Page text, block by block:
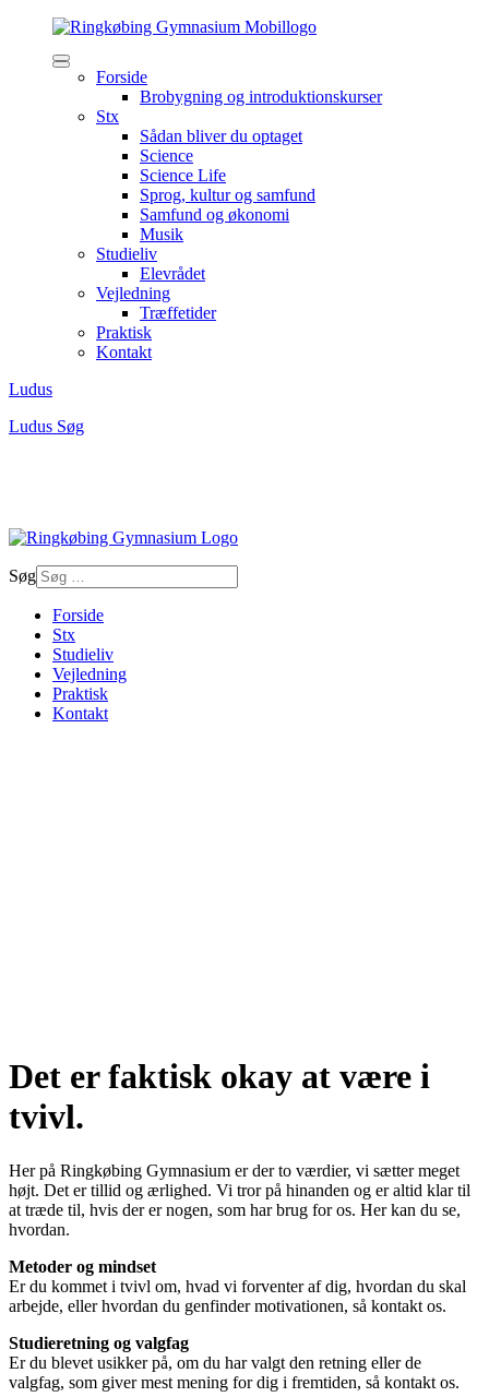
Forside
Brobygning og introduktionskurser
Stx
Sådan bliver du optaget
Science
Science Life
Sprog, kultur og samfund
Samfund og økonomi
Musik
Studieliv
Elevrådet
Vejledning
Træffetider
Praktisk
Kontakt
Ludus
Ludus Søg
Søg
Forside
Stx
Studieliv
Vejledning
Praktisk
Kontakt
Det er faktisk okay at være i
tvivl.
Her på Ringkøbing Gymnasium er der to værdier, vi sætter meget
højt. Det er tillid og ærlighed. Vi tror på hinanden og er altid klar til
at træde til, hvis der er nogen, som har brug for os. Her kan du se,
hvordan.
Metoder og mindset
Er du kommet i tvivl om, hvad vi forventer af dig, hvordan du skal
arbejde, eller hvordan du genfinder motivationen, så kontakt os.
Studieretning og valgfag
Er du blevet usikker på, om du har valgt den retning eller de
valgfag, som giver mest mening for dig i fremtiden, så kontakt os.